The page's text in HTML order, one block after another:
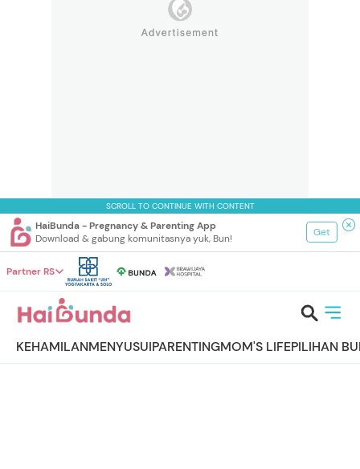
SCROLL TO CONTINUE WITH CONTENT
HaiBunda - Pregnancy & Parenting App
Download & gabung komunitasnya yuk, Bun!
Get
Partner RS
KEHAMILANMENYUSUIPARENTINGMOM'S LIFEPILIHAN